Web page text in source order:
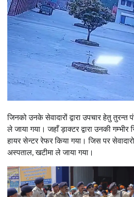
जिनको उनके सेवादारों द्वारा उपचार हेतु
ले जाया गया। जहाँ ड़ाक्टर द्वारा उनकी
हायर सेन्टर रेफर किया गया। जिस पर सेवादारो
अस्पताल, खटीमा ले जाया गया।